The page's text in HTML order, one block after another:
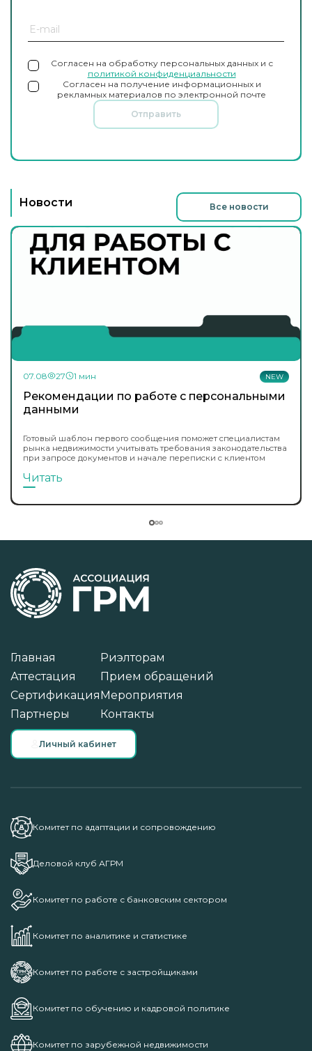
Согласен на обработку персональных данных и с
политикой конфиденциальности
Согласен на получение информационных и
рекламных материалов по электронной почте
Отправить
Новости Все новости
NEW
07.08 27 1 мин
Рекомендации по работе с персональными
данными
Готовый шаблон первого сообщения поможет специалистам
рынка недвижимости учитывать требования законодательства
при запросе документов и начале переписки с клиентом
Читать
Главная
Аттестация
Сертификация
Партнеры
Риэлторам
Прием обращений
Мероприятия
Контакты
Личный кабинет
Комитет по адаптации и сопровождению
Деловой клуб АГРМ
Комитет по работе с банковским сектором
Комитет по аналитике и статистике
Комитет по работе с застройщиками
Комитет по обучению и кадровой политике
Комитет по зарубежной недвижимости